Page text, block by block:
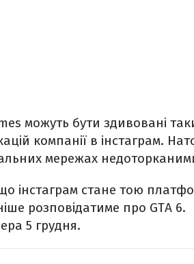
можуть бути здивовані
компанії в інстаграм.
мережах
інстаграм стане тою
розповідатиме про GTA 6.
5 грудня.